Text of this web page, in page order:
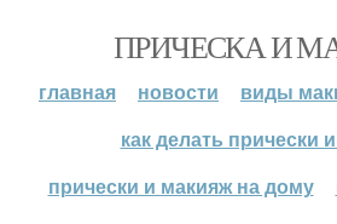
ПРИЧЕСКА И
главная новости
виды
как делать прически
прически и макияж на дому